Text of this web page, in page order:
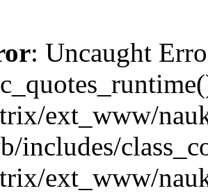
: Uncaught
ext_www/
includes/
ext_www/